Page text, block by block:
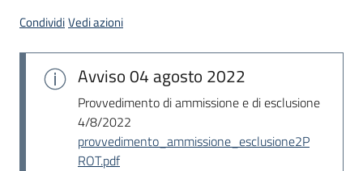
CondividiVedi azioni
Avviso04 agosto 2022
Provvedimento di ammissione e di esclusione
4/8/2022
provvedimento_ammissione_esclusione2P
ROT.pdf